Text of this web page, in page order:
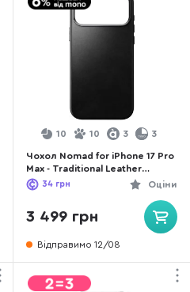
10 10 3 3
Чохол Nomad for iPhone 17 Pro
Max - Traditional Leather
Horween Black (NM011925858)
Оціни
34 грн
3 499 грн
Відправимо 12/08